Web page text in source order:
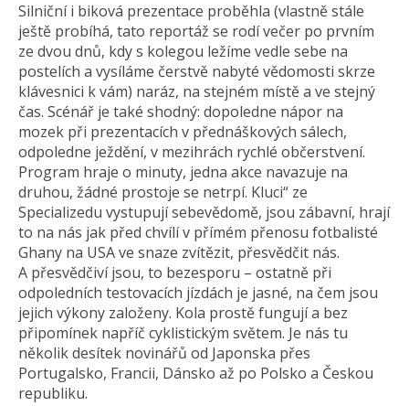
Silniční i biková prezentace proběhla (vlastně stále
ještě probíhá, tato reportáž se rodí večer po prvním
ze dvou dnů, kdy s kolegou ležíme vedle sebe na
postelích a vysíláme čerstvě nabyté vědomosti skrze
klávesnici k vám) naráz, na stejném místě a ve stejný
čas. Scénář je také shodný: dopoledne nápor na
mozek při prezentacích v přednáškových sálech,
odpoledne ježdění, v mezihrách rychlé občerstvení.
Program hraje o minuty, jedna akce navazuje na
druhou, žádné prostoje se netrpí. Kluci“ ze
Specializedu vystupují sebevědomě, jsou zábavní, hrají
to na nás jak před chvílí v přímém přenosu fotbalisté
Ghany na USA ve snaze zvítězit, přesvědčit nás.
A přesvědčiví jsou, to bezesporu – ostatně při
odpoledních testovacích jízdách je jasné, na čem jsou
jejich výkony založeny. Kola prostě fungují a bez
připomínek napříč cyklistickým světem. Je nás tu
několik desítek novinářů od Japonska přes
Portugalsko, Francii, Dánsko až po Polsko a Českou
republiku.